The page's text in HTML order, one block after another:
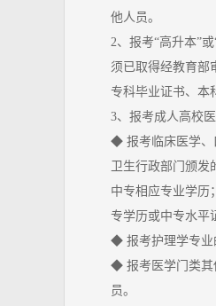
他人员。
2、报考“高升本”
须已取得经教育部
专科毕业证书、本
3、报考成人高校
◆ 报考临床医学、
卫生行政部门颁
中专相应专业学历
专学历或中专水平
◆ 报考护理学专业
◆ 报考医学门类其
员。